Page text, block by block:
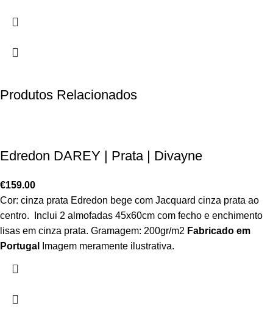
Produtos Relacionados
Edredon DAREY | Prata | Divayne
€159.00
Cor: cinza prata Edredon bege com Jacquard cinza prata ao
centro. Inclui 2 almofadas 45x60cm com fecho e enchimento
lisas em cinza prata. Gramagem: 200gr/m2 Fabricado em
Portugal
Imagem meramente ilustrativa.